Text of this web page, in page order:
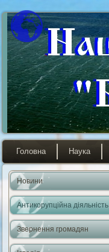
Головна Наука
Новини
Антикорупційна діяльність
Звернення громадян